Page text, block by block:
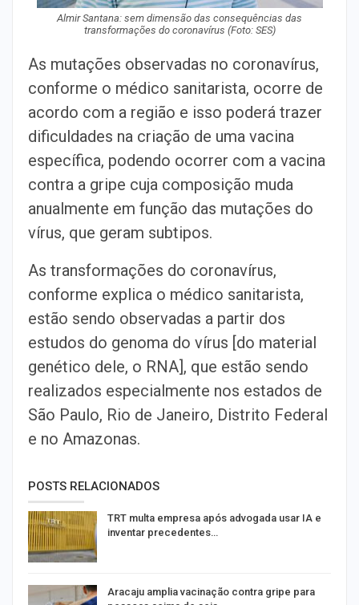
Almir Santana: sem dimensão das consequências das
transformações do coronavírus (Foto: SES)
As mutações observadas no coronavírus,
conforme o médico sanitarista, ocorre de
acordo com a região e isso poderá trazer
dificuldades na criação de uma vacina
específica, podendo ocorrer com a vacina
contra a gripe cuja composição muda
anualmente em função das mutações do
vírus, que geram subtipos.
As transformações do coronavírus,
conforme explica o médico sanitarista,
estão sendo observadas a partir dos
estudos do genoma do vírus [do material
genético dele, o RNA], que estão sendo
realizados especialmente nos estados de
São Paulo, Rio de Janeiro, Distrito Federal
e no Amazonas.
POSTS RELACIONADOS
TRT multa empresa após advogada usar IA e
inventar precedentes…
Aracaju amplia vacinação contra gripe para